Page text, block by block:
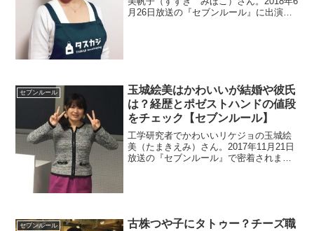
月26日放送の『セブンルール』に出演し
セブンルール
玉城絵美はかわいいが結婚や彼氏
は？経歴とポゼストハンドの値段
をチェック【セブンルール】
工学研究者でかわいいリケジョの玉城絵
美（たまきえみ）さん。2017年11月21日
放送の『セブンルール』で密着されま
セブンルール
古株つや子にタトゥー？チーズ職